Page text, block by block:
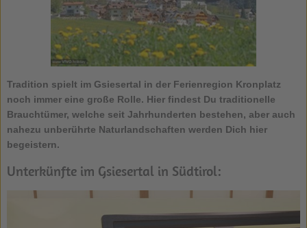
Tradition spielt im Gsiesertal in der Ferienregion Kronplatz
noch immer eine große Rolle. Hier findest Du traditionelle
Brauchtümer, welche seit Jahrhunderten bestehen, aber auch
nahezu unberührte Naturlandschaften werden Dich hier
begeistern.
Unterkünfte im Gsiesertal in Südtirol: